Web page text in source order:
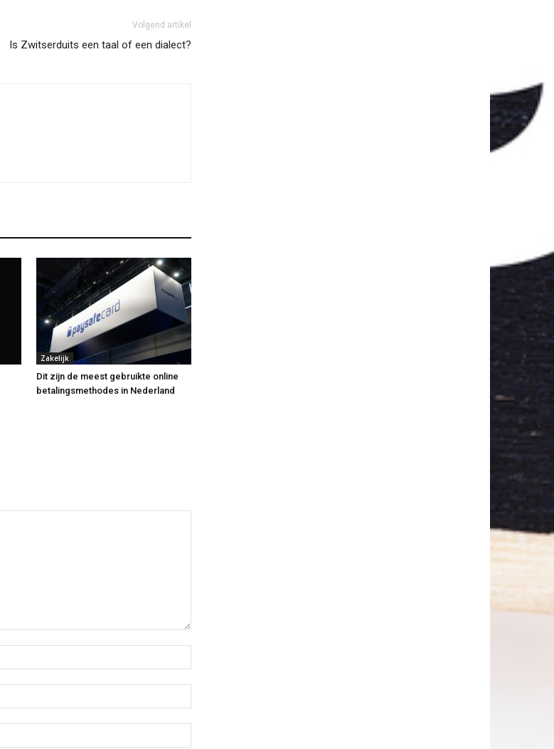
Volgend artikel
Is Zwitserduits een taal of een dialect?
Zakelijk
Dit zijn de meest gebruikte online
betalingsmethodes in Nederland